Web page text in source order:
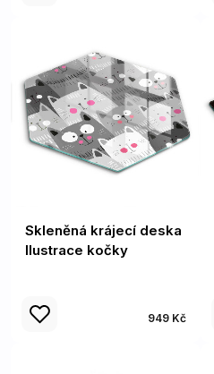
Skleněná krájecí deska
Ilustrace kočky
949 Kč